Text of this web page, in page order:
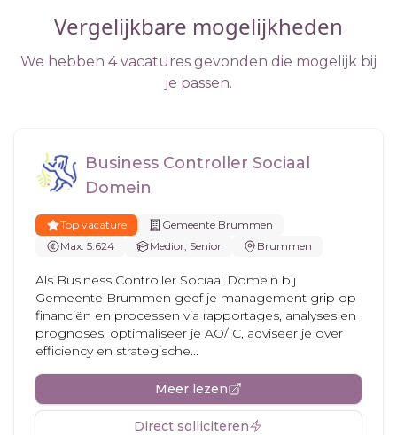
Vergelijkbare mogelijkheden
We hebben 4 vacatures gevonden die mogelijk bij
je passen.
Business Controller Sociaal
Domein
Top vacature
Gemeente Brummen
Max. 5.624
Medior, Senior Brummen
Als Business Controller Sociaal Domein bij
Gemeente Brummen geef je management grip op
financiën en processen via rapportages, analyses en
prognoses, optimaliseer je AO/IC, adviseer je over
efficiency en strategische...
Meer lezen
Direct solliciteren